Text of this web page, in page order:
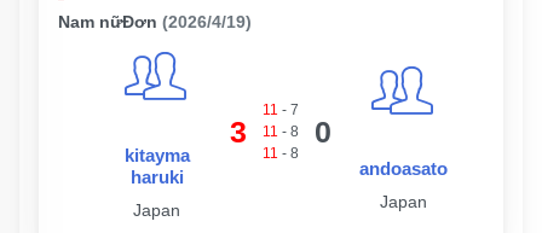
Nam nữĐơn (2026/4/19)
kitayma
haruki
Japan
3
11 - 7
11 - 8
11 - 8
0
andoasato
Japan